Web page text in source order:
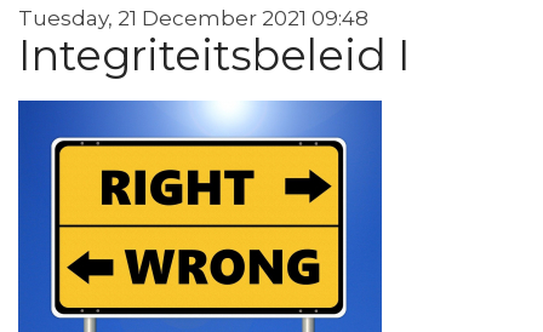
Tuesday, 21 December 2021 09:48
Integriteitsbeleid I